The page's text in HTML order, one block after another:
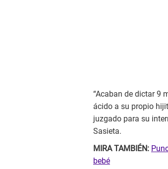
“Acaban de dictar 9
ácido a su propio
juzgado para su
Sasieta.
MIRA TAMBIÉN:
bebé